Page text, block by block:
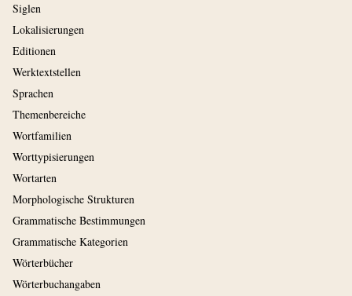
Siglen
Lokalisierungen
Editionen
Werktextstellen
Sprachen
Themenbereiche
Wortfamilien
Worttypisierungen
Wortarten
Morphologische Strukturen
Grammatische Bestimmungen
Grammatische Kategorien
Wörterbücher
Wörterbuchangaben